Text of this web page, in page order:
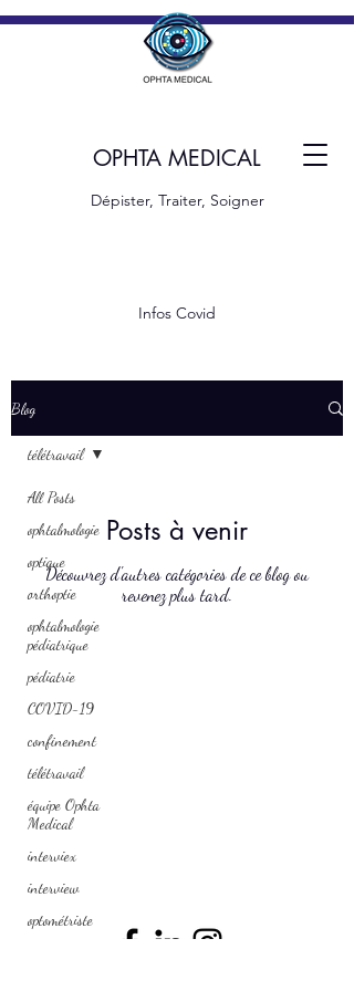
OPHTA MEDICAL
Dépister, Traiter, Soigner
Infos Covid
Blog
All Posts
ophtalmologie
optique
orthoptie
ophtalmologie
pédiatrique
pédiatrie
COVID-19
confinement
télétravail
équipe Ophta
Medical
interviex
interview
optométriste
télétravail
Posts à venir
Découvrez d'autres catégories de ce blog ou
revenez plus tard.